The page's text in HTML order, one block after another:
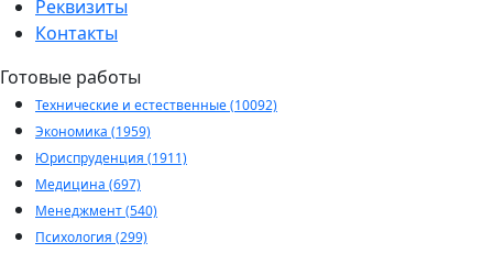
Реквизиты
Контакты
Готовые работы
Технические и естественные (10092)
Экономика (1959)
Юриспруденция (1911)
Медицина (697)
Менеджмент (540)
Психология (299)